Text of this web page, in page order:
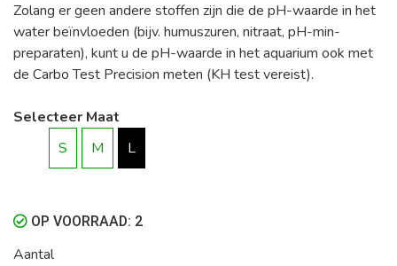
Zolang er geen andere stoffen zijn die de pH-waarde in het
water beïnvloeden (bijv. humuszuren, nitraat, pH-min-
preparaten), kunt u de pH-waarde in het aquarium ook met
de Carbo Test Precision meten (KH test vereist).
Selecteer Maat
S
M L
OP VOORRAAD: 2
Aantal